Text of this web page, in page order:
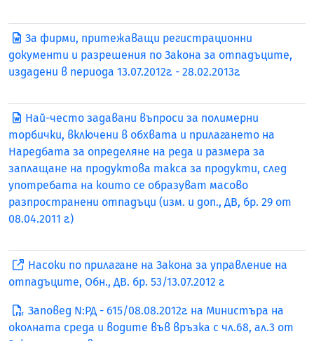
За фирми, притежаващи регистрационни
документи и разрешения по Закона за отпадъците,
издадени в периода 13.07.2012г. - 28.02.2013г.
Най-често задавани въпроси за полимерни
торбички, включени в обхвата и прилагането на
Наредбата за определяне на реда и размера за
заплащане на продуктова таксa за продукти, след
употребата на които се образуват масово
разпространени отпадъци (изм. и доп., ДВ, бр. 29 от
08.04.2011 г.)
Насоки по прилагане на Закона за управление на
отпадъците, Обн., ДВ. бр. 53/13.07.2012 г.
Заповед N:РД - 615/08.08.2012г. на Министъра на
околната среда и водите във връзка с чл.68, ал.3 от